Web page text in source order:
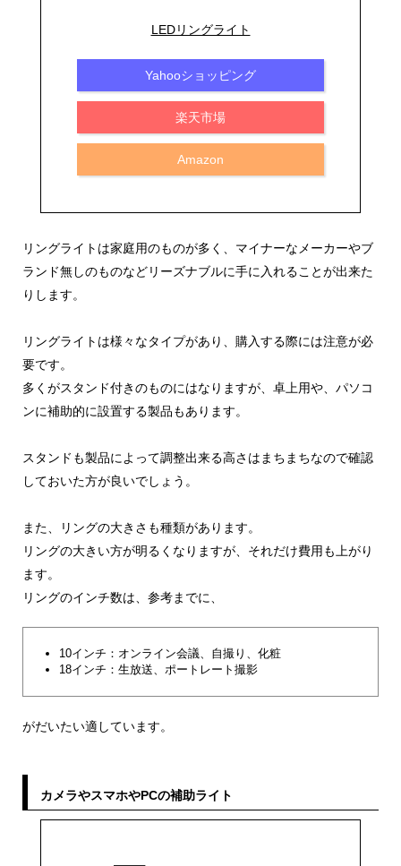
LEDリングライト
Yahooショッピング
楽天市場
Amazon
リングライトは家庭用のものが多く、マイナーなメーカーやブ
ランド無しのものなどリーズナブルに手に入れることが出来た
りします。
リングライトは様々なタイプがあり、購入する際には注意が必
要です。
多くがスタンド付きのものにはなりますが、卓上用や、パソコ
ンに補助的に設置する製品もあります。
スタンドも製品によって調整出来る高さはまちまちなので確認
しておいた方が良いでしょう。
また、リングの大きさも種類があります。
リングの大きい方が明るくなりますが、それだけ費用も上がり
ます。
リングのインチ数は、参考までに、
10インチ：オンライン会議、自撮り、化粧
18インチ：生放送、ポートレート撮影
がだいたい適しています。
カメラやスマホやPCの補助ライト